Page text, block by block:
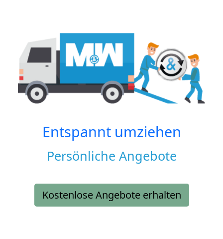
Entspannt umziehen
Persönliche Angebote
Kostenlose Angebote erhalten